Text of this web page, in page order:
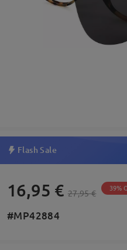
Flash Sale
16,95 € 27,95 € 39%
#MP42884